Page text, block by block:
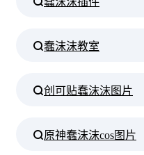
蠢沫沫教室
创可贴蠢沫沫图片
原神蠢沫沫cos图片